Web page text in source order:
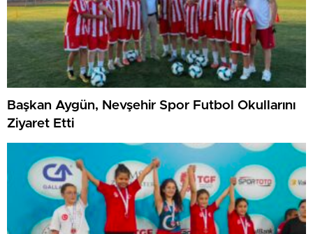
Başkan Aygün, Nevşehir Spor Futbol Okullarını
Ziyaret Etti